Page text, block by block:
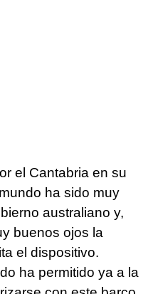
el Cantabria en su
ha sido muy
australiano y,
buenos ojos la
el dispositivo.
ha permitido ya a la